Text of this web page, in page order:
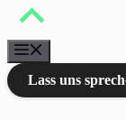
Zum
springen
Lass uns